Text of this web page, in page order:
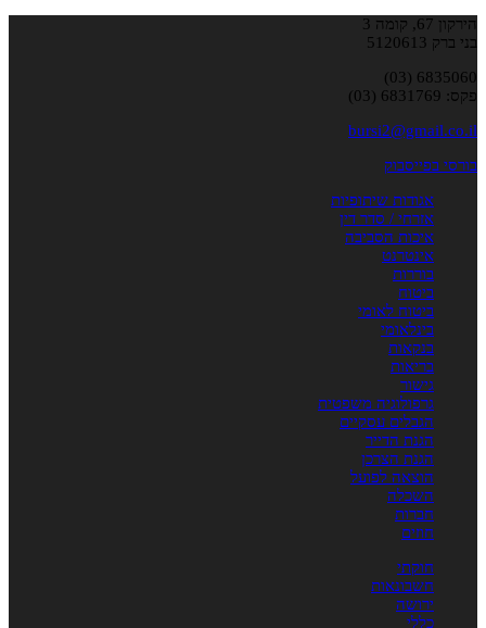
הירקון 67, קומה 3
בני ברק 5120613
6835060 (03)
פקס: 6831769 (03)
bursi2@gmail.co.il
בורסי בפייסבוק
אגודות שיתופיות
אזרחי / סדר דין
איכות הסביבה
אינטרנט
בוררות
ביטוח
ביטוח לאומי
בינלאומי
בנקאות
בריאות
גישור
גרפולוגיה משפטית
הגבלים עסקיים
הגנת הדייר
הגנת הצרכן
הוצאה לפועל
השכלה
חברות
חוזים
חוקתי
חשבונאות
ירושה
כללי